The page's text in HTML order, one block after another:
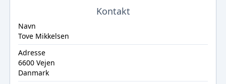
Kontakt
Navn
Tove Mikkelsen
Adresse
6600 Vejen
Danmark